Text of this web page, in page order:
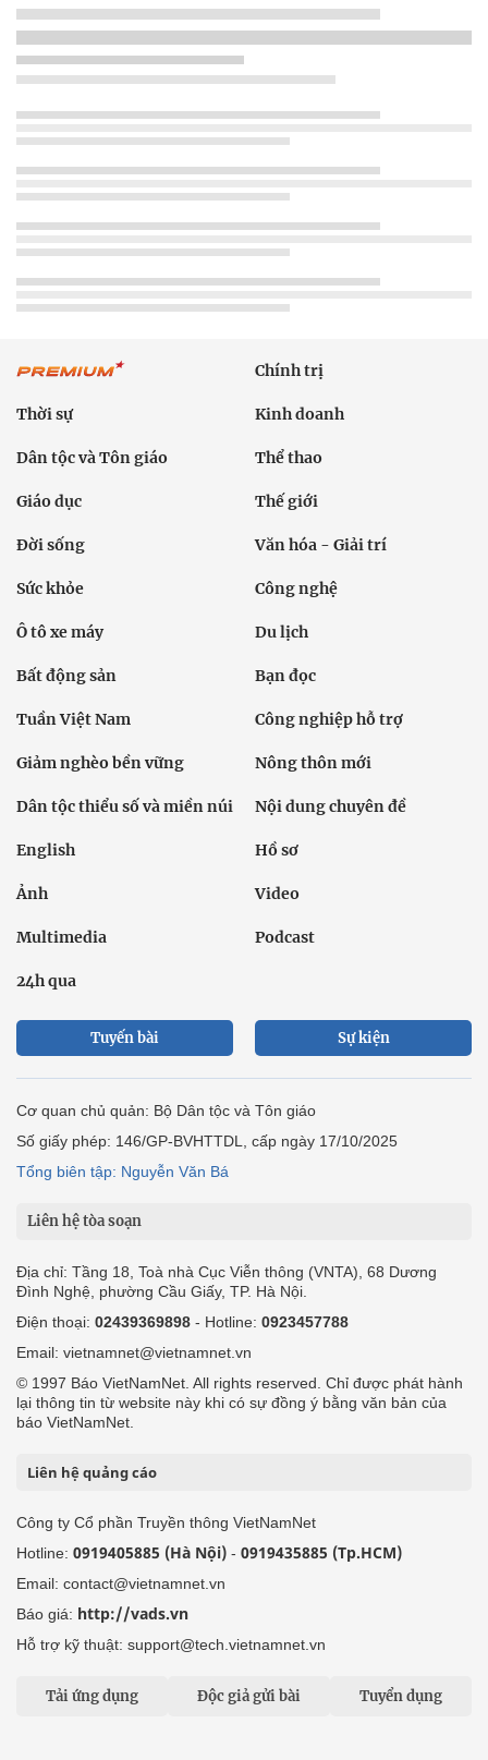
Chính trị
Thời sự Kinh doanh
Dân tộc và Tôn giáo Thể thao
Giáo dục Thế giới
Đời sống Văn hóa - Giải trí
Sức khỏe Công nghệ
Ô tô xe máy Du lịch
Bất động sản Bạn đọc
Tuần Việt Nam Công nghiệp hỗ trợ
Giảm nghèo bền vững Nông thôn mới
Dân tộc thiểu số và miền núi Nội dung chuyên đề
English Hồ sơ
Ảnh Video
Multimedia Podcast
24h qua
Tuyến bài Sự kiện
Cơ quan chủ quản: Bộ Dân tộc và Tôn giáo
Số giấy phép: 146/GP-BVHTTDL, cấp ngày 17/10/2025
Tổng biên tập: Nguyễn Văn Bá
Liên hệ tòa soạn
Địa chỉ: Tầng 18, Toà nhà Cục Viễn thông (VNTA), 68 Dương
Đình Nghệ, phường Cầu Giấy, TP. Hà Nội.
Điện thoại: 02439369898 - Hotline: 0923457788
Email: vietnamnet@vietnamnet.vn
© 1997 Báo VietNamNet. All rights reserved. Chỉ được phát hành
lại thông tin từ website này khi có sự đồng ý bằng văn bản của
báo VietNamNet.
Liên hệ quảng cáo
Công ty Cổ phần Truyền thông VietNamNet
Hotline: 0919405885 (Hà Nội) - 0919435885 (Tp.HCM)
Email: contact@vietnamnet.vn
Báo giá: http://vads.vn
Hỗ trợ kỹ thuật: support@tech.vietnamnet.vn
Tải ứng dụng Độc giả gửi bài Tuyển dụng